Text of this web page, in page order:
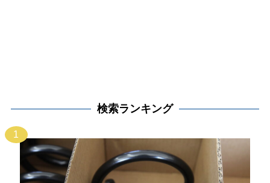
検索ランキング
1